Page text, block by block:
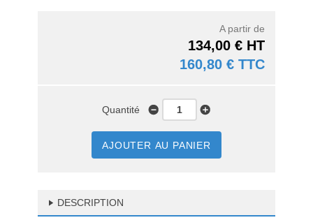
A partir de
134,00 € HT
160,80 € TTC
Quantité
AJOUTER AU PANIER
DESCRIPTION